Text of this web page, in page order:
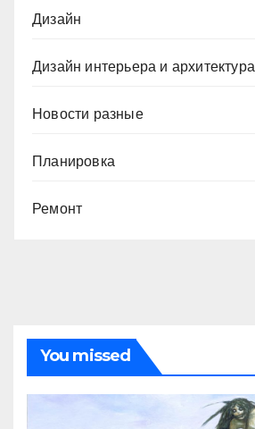
Дизайн
Дизайн интерьера и архитектура
Новости разные
Планировка
Ремонт
You missed